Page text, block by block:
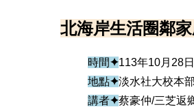
北海岸生活圈鄰
時間✦113年10月28
地點✦淡水社大校本部
講者✦蔡豪仲/三芝返